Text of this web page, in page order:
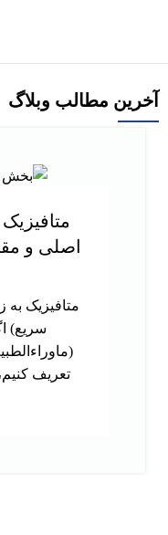
آخرین مطالب وبلاگ
اصلی و
متافیزیک به
سریع)
تعریف